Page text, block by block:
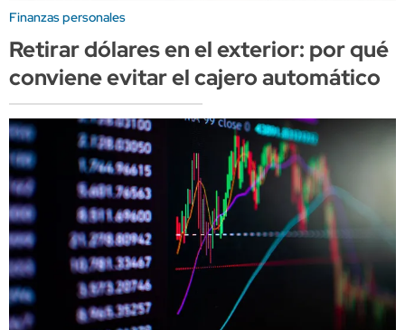
Finanzas personales
Retirar dólares en el exterior: por qué
conviene evitar el cajero automático